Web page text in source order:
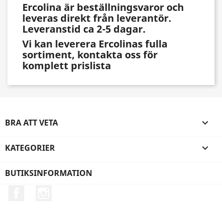
Ercolina är beställningsvaror och
leveras direkt från leverantör.
Leveranstid ca 2-5 dagar.
Vi kan leverera Ercolinas fulla
sortiment, kontakta oss för
komplett prislista
BRA ATT VETA 
KATEGORIER 
BUTIKSINFORMATION